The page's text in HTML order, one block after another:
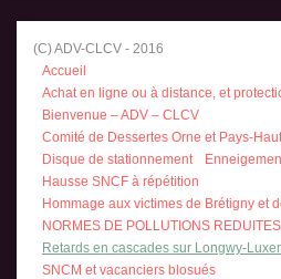
(C) ADV-CLCV - 2016
Accueil
Achat en ligne ou à distance, et
Bienvenue – ADV – CLCV
Comité de Dessertes Orne et Pays-
Disque de stationnement
Hausse SNCF à répétition
Hommage aux victimes de Brétigny et
NORMES DE POLLUTIONS REDUITES
Retards en cascades sur Longwy-
SNCM et vacanciers blosués